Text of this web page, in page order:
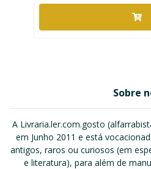
Sobre
A Livraria.ler.com.gosto
em Junho 2011 e está
antigos, raros ou curiosos (em
e literatura), para além de